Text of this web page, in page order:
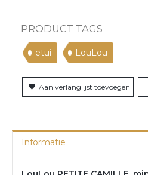
PRODUCT TAGS
etui LouLou
Aan verlanglijst toevoegen
Informatie